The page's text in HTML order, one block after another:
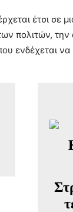
έτσι σε
πολιτών, την
ενδέχεται